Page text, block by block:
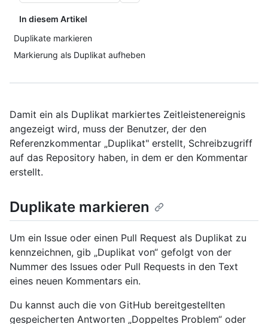
In diesem Artikel
Duplikate markieren
Markierung als Duplikat aufheben
Damit ein als Duplikat markiertes Zeitleistenereignis
angezeigt wird, muss der Benutzer, der den
Referenzkommentar „Duplikat" erstellt, Schreibzugriff
auf das Repository haben, in dem er den Kommentar
erstellt.
Duplikate markieren
Um ein Issue oder einen Pull Request als Duplikat zu
kennzeichnen, gib „Duplikat von“ gefolgt von der
Nummer des Issues oder Pull Requests in den Text
eines neuen Kommentars ein.
Du kannst auch die von GitHub bereitgestellten
gespeicherten Antworten „Doppeltes Problem“ oder